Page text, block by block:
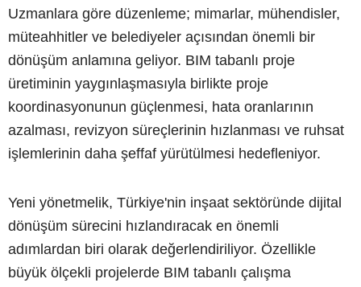
Uzmanlara göre düzenleme; mimarlar, mühendisler,
müteahhitler ve belediyeler açısından önemli bir
dönüşüm anlamına geliyor. BIM tabanlı proje
üretiminin yaygınlaşmasıyla birlikte proje
koordinasyonunun güçlenmesi, hata oranlarının
azalması, revizyon süreçlerinin hızlanması ve ruhsat
işlemlerinin daha şeffaf yürütülmesi hedefleniyor.
Yeni yönetmelik, Türkiye'nin inşaat sektöründe dijital
dönüşüm sürecini hızlandıracak en önemli
adımlardan biri olarak değerlendiriliyor. Özellikle
büyük ölçekli projelerde BIM tabanlı çalışma